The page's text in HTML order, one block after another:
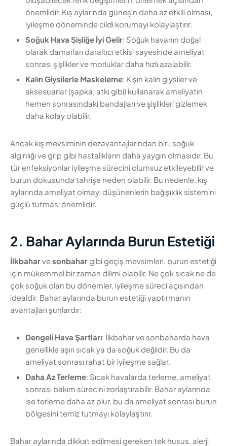
önemlidir. Kış aylarında güneşin daha az etkili olması,
iyileşme döneminde cildi korumayı kolaylaştırır.
Soğuk Hava Şişliğe İyi Gelir: Soğuk havanın doğal
olarak damarları daraltıcı etkisi sayesinde ameliyat
sonrası şişlikler ve morluklar daha hızlı azalabilir.
Kalın Giysilerle Maskeleme: Kışın kalın giysiler ve
aksesuarlar (şapka, atkı gibi) kullanarak ameliyatın
hemen sonrasındaki bandajları ve şişlikleri gizlemek
daha kolay olabilir.
Ancak kış mevsiminin dezavantajlarından biri, soğuk
algınlığı ve grip gibi hastalıkların daha yaygın olmasıdır. Bu
tür enfeksiyonlar iyileşme sürecini olumsuz etkileyebilir ve
burun dokusunda tahrişe neden olabilir. Bu nedenle, kış
aylarında ameliyat olmayı düşünenlerin bağışıklık sistemini
güçlü tutması önemlidir.
2. Bahar Aylarında Burun Estetiği
İlkbaharve sonbahar gibi geçiş mevsimleri, burun estetiği
için mükemmel bir zaman dilimi olabilir. Ne çok sıcak ne de
çok soğuk olan bu dönemler, iyileşme süreci açısından
idealdir. Bahar aylarında burun estetiği yaptırmanın
avantajları şunlardır:
Dengeli Hava Şartları: İlkbahar ve sonbaharda hava
genellikle aşırı sıcak ya da soğuk değildir. Bu da
ameliyat sonrası rahat bir iyileşme sağlar.
Daha Az Terleme: Sıcak havalarda terleme, ameliyat
sonrası bakım sürecini zorlaştırabilir. Bahar aylarında
ise terleme daha az olur, bu da ameliyat sonrası burun
bölgesini temiz tutmayı kolaylaştırır.
Bahar aylarında dikkat edilmesi gereken tek husus, alerji